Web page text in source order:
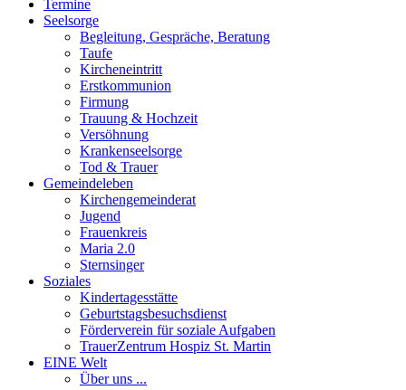
Termine
Seelsorge
Begleitung, Gespräche, Beratung
Taufe
Kircheneintritt
Erstkommunion
Firmung
Trauung & Hochzeit
Versöhnung
Krankenseelsorge
Tod & Trauer
Gemeindeleben
Kirchengemeinderat
Jugend
Frauenkreis
Maria 2.0
Sternsinger
Soziales
Kindertagesstätte
Geburtstagsbesuchsdienst
Förderverein für soziale Aufgaben
TrauerZentrum Hospiz St. Martin
EINE Welt
Über uns ...